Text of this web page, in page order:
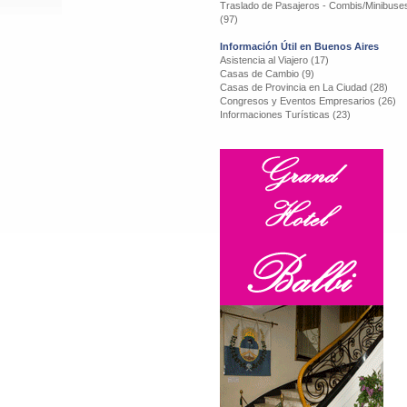
Traslado de Pasajeros - Combis/
(97)
Información Útil en Buenos Aires
Asistencia al Viajero (17)
Casas de Cambio (9)
Casas de Provincia en La Ciudad (28)
Congresos y Eventos Empresarios (26)
Informaciones Turísticas (23)